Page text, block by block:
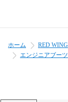
ホーム RED WING
エンジニアブーツ